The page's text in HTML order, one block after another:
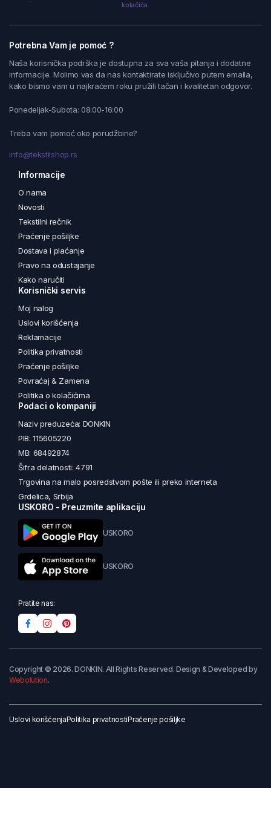
kolačića.
Potrebna Vam je pomoć ?
Naša korisnička podrška je dostupna za sva vaša pitanja i dodatne
informacije. Molimo vas da nas kontaktirate isključivo putem emaila,
kako bismo vam u najkraćem roku pružili tačan i kvalitetan odgovor.
Ponedeljak-Subota: 08:00-16:00
Treba vam pomoć oko porudžbine?
info@tekstilshop.rs
Informacije
O nama
Novosti
Tekstilni rečnik
Praćenje pošiljke
Dostava i plaćanje
Pravo na odustajanje
Kako naručiti
Korisnički servis
Moj nalog
Uslovi korišćenja
Reklamacije
Politika privatnosti
Praćenje pošiljke
Povraćaj & Zamena
Politika o kolačićima
Podaci o kompaniji
Naziv preduzeća: DONKIN
PIB: 115605220
MB: 68492874
Šifra delatnosti: 4791
Trgovina na malo posredstvom pošte ili preko interneta
Grdelica, Srbija
USKORO - Preuzmite aplikaciju
USKORO
USKORO
Pratite nas:
Copyright © 2026. DONKIN. All Rights Reserved. Design & Developed by
Webolution.
Uslovi korišćenjaPolitika privatnostiPraćenje pošiljke